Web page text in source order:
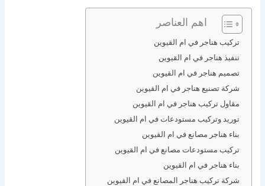
اهم العناصر
تركيب هناجر في ام القيوين
تنفيذ هناجر في ام القيوين
تصميم هناجر في ام القيوين
شركة تصنيع هناجر في ام القيوين
مقاول تركيب هناجر في ام القيوين
توريد وتركيب مستودعات في ام القيوين
بناء هناجر مصانع في ام القيوين
تركيب مستودعات مصانع في ام القيوين
بناء هناجر في ام القيوين
شركة تركيب هناجر المصانع في ام القيوين